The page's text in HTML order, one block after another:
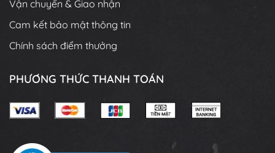
Vận chuyển & Giao nhận
Cam kết bảo mật thông tin
Chính sách điểm thưởng
PHƯƠNG THỨC THANH TOÁN